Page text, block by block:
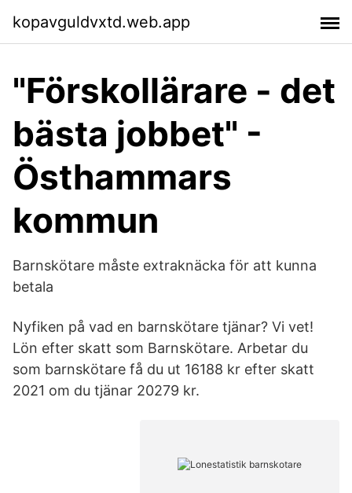
kopavguldvxtd.web.app
"Förskollärare - det
bästa jobbet" -
Östhammars
kommun
Barnskötare måste extraknäcka för att kunna
betala
Nyfiken på vad en barnskötare tjänar? Vi vet!
Lön efter skatt som Barnskötare. Arbetar du
som barnskötare få du ut 16188 kr efter skatt
2021 om du tjänar 20279 kr.